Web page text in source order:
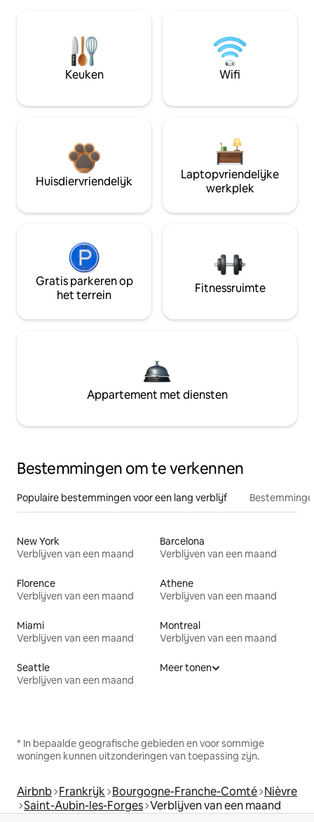
Keuken Wifi
Huisdiervriendelijk
Laptopvriendelijke
werkplek
Gratis parkeren op
het terrein
Fitnessruimte
Appartement met diensten
Bestemmingen om te verkennen
Populaire bestemmingen voor een lang verblijf
New York
Verblijven van een maand
Barcelona
Verblijven van een maand
Florence
Verblijven van een maand
Athene
Verblijven van een maand
Miami
Verblijven van een maand
Montreal
Verblijven van een maand
Seattle
Verblijven van een maand
Meer tonen
* In bepaalde geografische gebieden en voor sommige
woningen kunnen uitzonderingen van toepassing zijn.
Airbnb Frankrijk Bourgogne-Franche-Comté Nièvre
Saint-Aubin-les-Forges Verblijven van een maand